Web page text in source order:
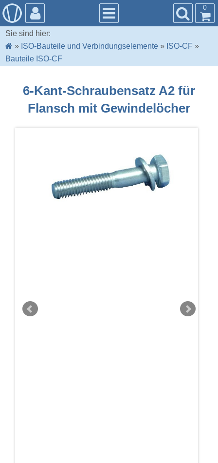
0
Sie sind hier:
» ISO-Bauteile und Verbindungselemente » ISO-CF »
Bauteile ISO-CF
6-Kant-Schraubensatz A2 für
Flansch mit Gewindelöcher